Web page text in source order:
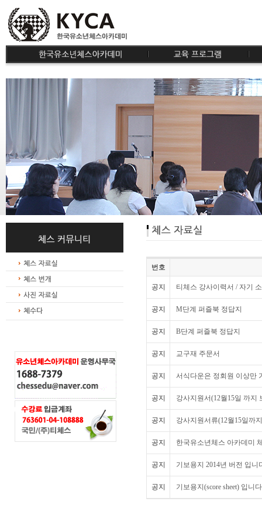
번호
공지 티체스 강사이력서 / 자기
공지 M단계 퍼즐북 정답지
공지 B단계 퍼즐북 정답지
공지 교구재 주문서
공지 서식다운은 정회원 이상만
공지 강사지원서(12월15일 까지
공지 강사지원서류(12월15일까
공지 한국유소년체스 아카데미
공지 기보용지 2014년 버전 입니
공지 기보용지(score sheet) 입니